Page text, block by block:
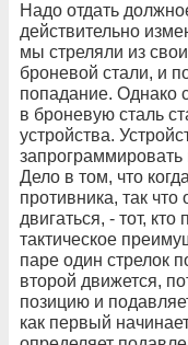
Надо отдать
действительно
мы стреляли из
броневой стали, и
попадание. Однако
в броневую сталь
устройства.
Дело в том, что
противника, так
двигаться, - тот, кто
тактическое
паре один стрелок
второй движется,
позицию и
как первый